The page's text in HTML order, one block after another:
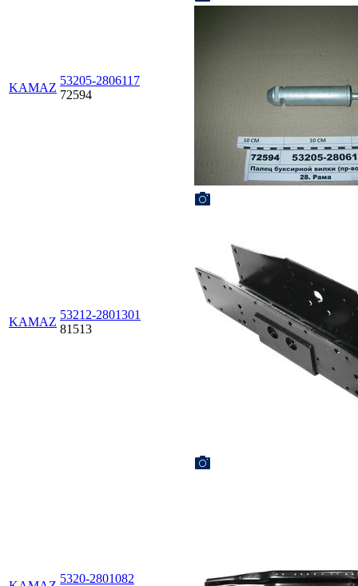
KAMAZ
53205-2806117
72594
KAMAZ
53212-2801301
81513
5320-2801082